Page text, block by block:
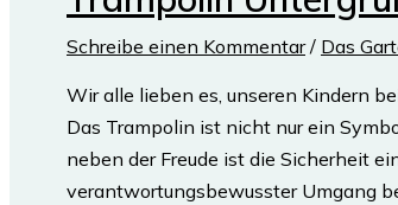
Schreibe einen Kommentar / Das
Wir alle lieben es, unseren Kindern
Das Trampolin ist nicht nur ein
neben der Freude ist die Sicherheit
verantwortungsbewusster Umgang